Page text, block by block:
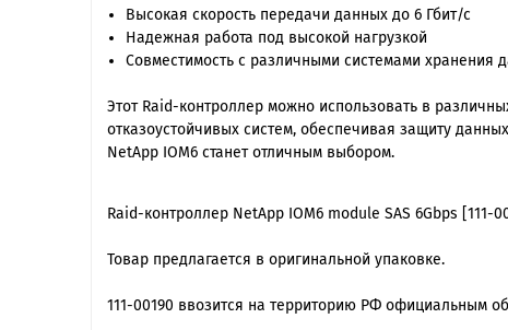
Высокая скорость передачи данных до 6 Гбит/с
Надежная работа под высокой нагрузкой
Совместимость с различными системами хранения
Этот Raid-контроллер можно использовать в
отказоустойчивых систем, обеспечивая защиту
NetApp IOM6 станет отличным выбором.
Raid-контроллер NetApp IOM6 module SAS 6Gbps [111-
Товар предлагается в оригинальной упаковке.
111-00190 ввозится на территорию РФ официальным